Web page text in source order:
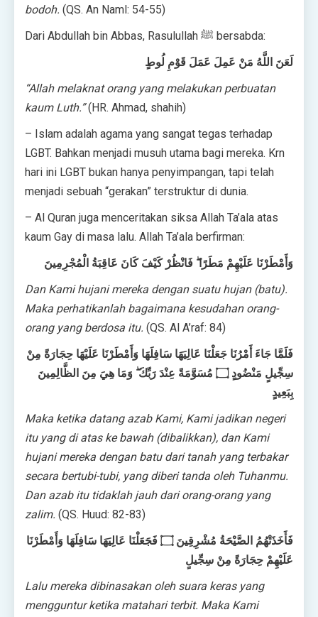
bodoh. (QS. An Naml: 54-55)
Dari Abdullah bin Abbas, Rasulullah ﷺ bersabda:
لَعَنَ اللَّهُ مَنْ عَمِلَ عَمَلَ قَوْمِ لُوطٍ
“Allah melaknat orang yang melakukan perbuatan
kaum Luth.”(HR. Ahmad, shahih)
– Islam adalah agama yang sangat tegas terhadap
LGBT. Bahkan menjadi musuh utama bagi mereka. Krn
hari ini LGBT bukan hanya penyimpangan, tapi telah
menjadi sebuah “gerakan” terstruktur di dunia.
– Al Quran juga menceritakan siksa Allah Ta’ala atas
kaum Gay di masa lalu. Allah Ta’ala berfirman:
وَأَمْطَرْنَا عَلَيْهِمْ مَطَرًا ۖ فَانْظُرْ كَيْفَ كَانَ عَاقِبَةُ الْمُجْرِمِينَ
Dan Kami hujani mereka dengan suatu hujan (batu).
Maka perhatikanlah bagaimana kesudahan orang-
orang yang berdosa itu. (QS. Al A’raf: 84)
فَلَمَّا جَاءَ أَمْرُنَا جَعَلْنَا عَالِيَهَا سَافِلَهَا وَأَمْطَرْنَا عَلَيْهَا حِجَارَةً مِنْ
سِجِّيلٍ مَنْضُودٍ ۝ مُسَوَّمَةً عِنْدَ رَبِّكَ ۖ وَمَا هِيَ مِنَ الظَّالِمِينَ
بِبَعِيدٍ
Maka ketika datang azab Kami, Kami jadikan negeri
itu yang di atas ke bawah (dibalikkan), dan Kami
hujani mereka dengan batu dari tanah yang terbakar
secara bertubi-tubi, yang diberi tanda oleh Tuhanmu.
Dan azab itu tidaklah jauh dari orang-orang yang
zalim. (QS. Huud: 82-83)
فَأَخَذَتْهُمُ الصَّيْحَةُ مُشْرِقِينَ ۝ فَجَعَلْنَا عَالِيَهَا سَافِلَهَا وَأَمْطَرْنَا
عَلَيْهِمْ حِجَارَةً مِنْ سِجِّيلٍ
Lalu mereka dibinasakan oleh suara keras yang
mengguntur ketika matahari terbit. Maka Kami